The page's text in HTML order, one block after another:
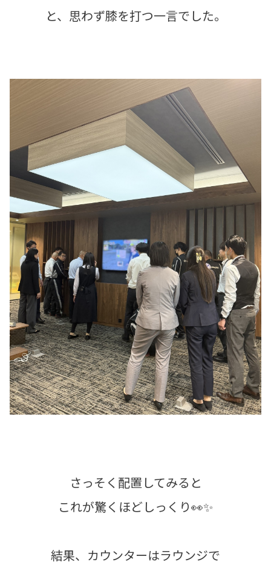
と、思わず膝を打つ一言でした。
さっそく配置してみると
これが驚くほどしっくり👀✨
結果、カウンターはラウンジで